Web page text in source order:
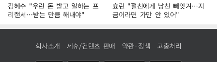
김혜수 "우린 돈 받고 일하는 프
리랜서…받는 만큼 해내야"
효린 "절친에게 남친 빼앗겨…지
금이라면 가만 안 있어"
회사소개 제휴/컨텐츠 판매 약관·정책 고충처리